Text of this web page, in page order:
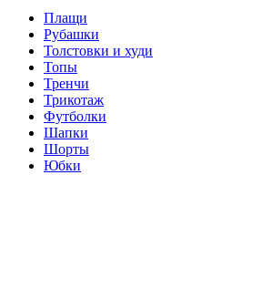
Плащи
Рубашки
Толстовки и худи
Топы
Тренчи
Трикотаж
Футболки
Шапки
Шорты
Юбки